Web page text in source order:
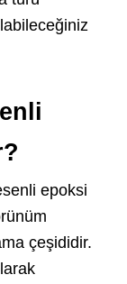
epoksi
çeşididir.